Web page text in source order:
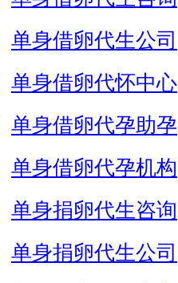
单身借卵代生公司
单身借卵代怀中心
单身借卵代孕助孕
单身借卵代孕机构
单身捐卵代生咨询
单身捐卵代生公司